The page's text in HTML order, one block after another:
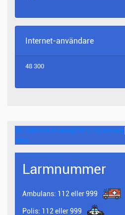
Internet-användare
48 300
Du behöver en adapter till Guernsey
resa.
Larmnummer
Ambulans: 112 eller 999
Polis: 112 eller 999